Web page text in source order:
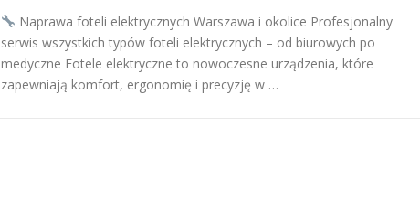
Naprawa foteli elektrycznych Warszawa i okolice Profesjonalny
serwis wszystkich typów foteli elektrycznych – od biurowych po
medyczne Fotele elektryczne to nowoczesne urządzenia, które
zapewniają komfort, ergonomię i precyzję w …